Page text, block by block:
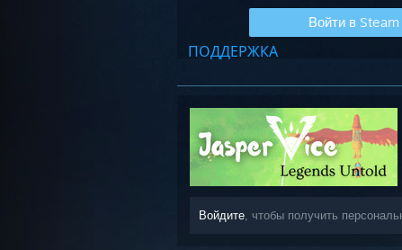
ПОДДЕРЖКА
Войти в Steam
Войдите , чтобы получить